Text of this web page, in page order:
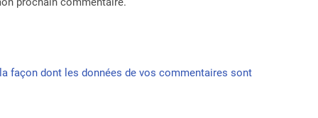
façon dont les données de vos commentaires sont